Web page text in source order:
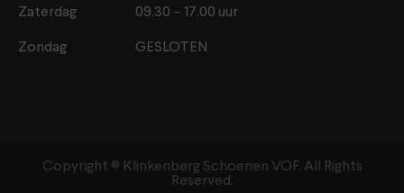
Zaterdag 09.30 – 17.00 uur
Zondag GESLOTEN
Copyright ©️ Klinkenberg Schoenen VOF. All Rights
Reserved.